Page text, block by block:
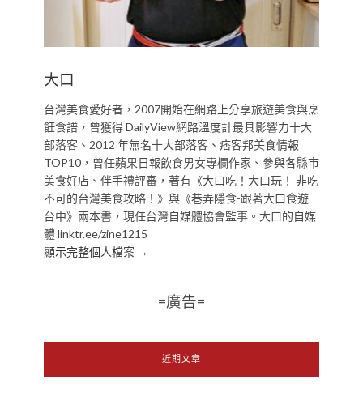
大口
台灣美食愛好者，2007開始在網路上分享旅遊美食與烹
飪食譜，曾獲得 DailyView網路溫度計最具影響力十大
部落客、2012 年無名十大部落客、痞客邦美食情報
TOP10，曾任蘋果日報飲食男女專欄作家、參與各縣市
美食好店、伴手禮評審，著有《大口吃！大口玩！ 非吃
不可的台灣美食攻略！》與《巷弄隱食-跟著大口食遊
台中》兩本書，現任台灣自媒體協會監事。大口的自媒
體 linktr.ee/zine1215
顯示完整個人檔案 →
=廣告=
近期文章